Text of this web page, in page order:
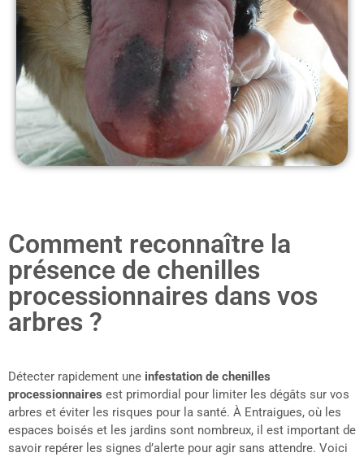
Comment reconnaître la
présence de chenilles
processionnaires dans vos
arbres ?
Détecter rapidement une infestation de chenilles
processionnaires est primordial pour limiter les dégâts sur vos
arbres et éviter les risques pour la santé. À Entraigues, où les
espaces boisés et les jardins sont nombreux, il est important de
savoir repérer les signes d’alerte pour agir sans attendre. Voici